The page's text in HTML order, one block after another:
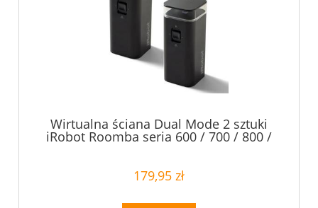
Wirtualna ściana Dual Mode 2 sztuki
iRobot Roomba seria 600 / 700 / 800 /
179,95 zł